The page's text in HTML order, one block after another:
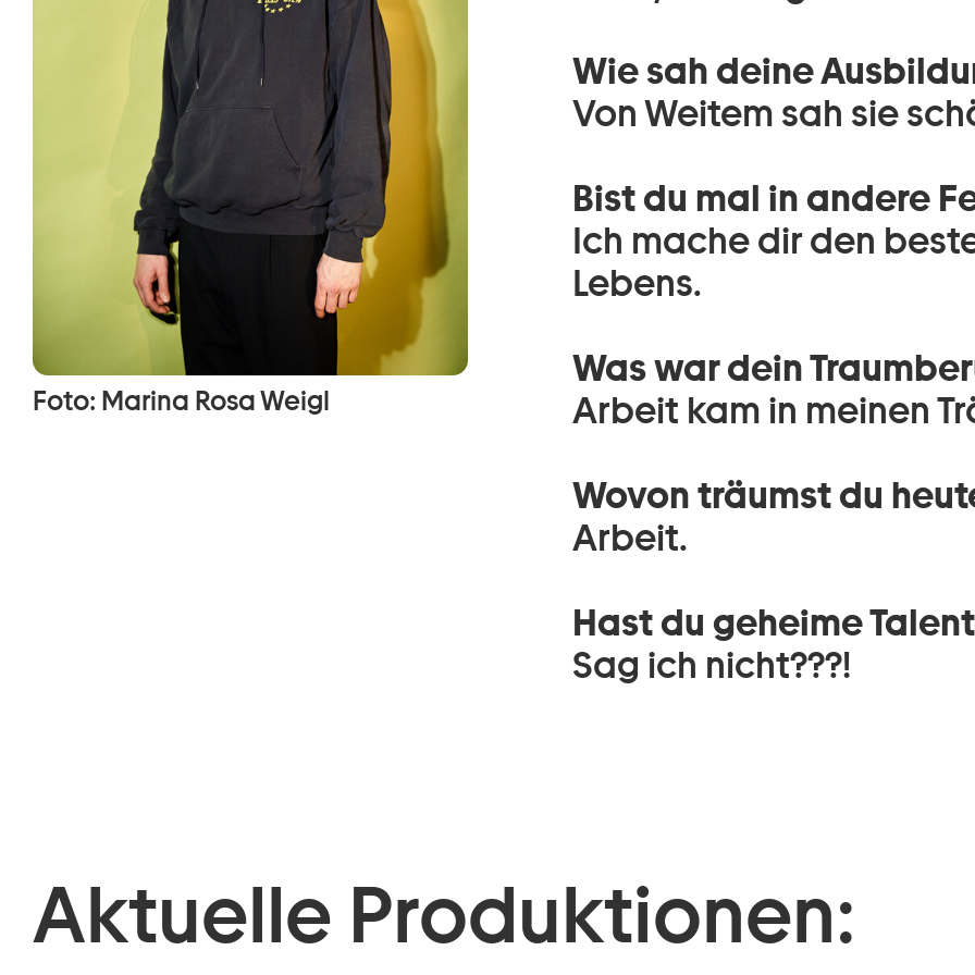
Foto: Marina Rosa Weigl
Wie sah deine
Von Weitem sah sie
Bist du mal in andere
Ich mache dir den
Lebens.
Was war dein
Arbeit kam in meinen
Wovon träumst du
Arbeit.
Hast du geheime
Sag ich nicht???!
Aktuelle Produktionen: